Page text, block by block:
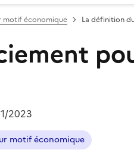
motif économique La définition
2023
motif économique